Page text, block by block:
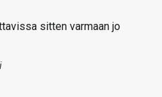
sitten varmaan jo